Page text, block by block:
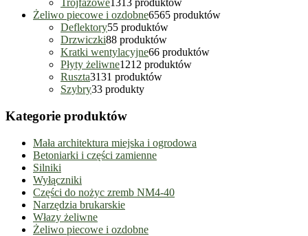
Trójfazowe1313 produktów
Żeliwo piecowe i ozdobne6565 produktów
Deflektory55 produktów
Drzwiczki88 produktów
Kratki wentylacyjne66 produktów
Płyty żeliwne1212 produktów
Ruszta3131 produktów
Szybry33 produkty
Kategorie produktów
Mała architektura miejska i ogrodowa
Betoniarki i części zamienne
Silniki
Wyłączniki
Części do nożyc zremb NM4-40
Narzędzia brukarskie
Włazy żeliwne
Żeliwo piecowe i ozdobne